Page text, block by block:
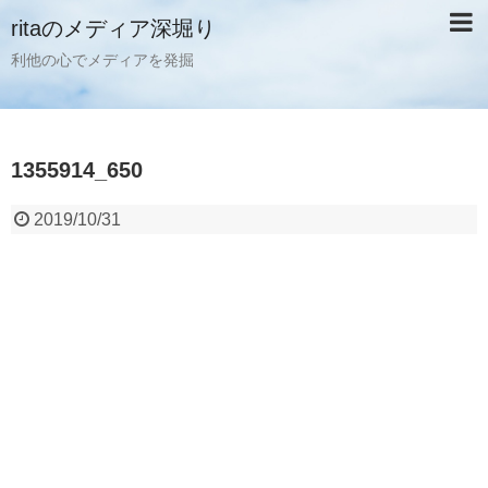
ritaのメディア深堀り
利他の心でメディアを発掘
1355914_650
2019/10/31